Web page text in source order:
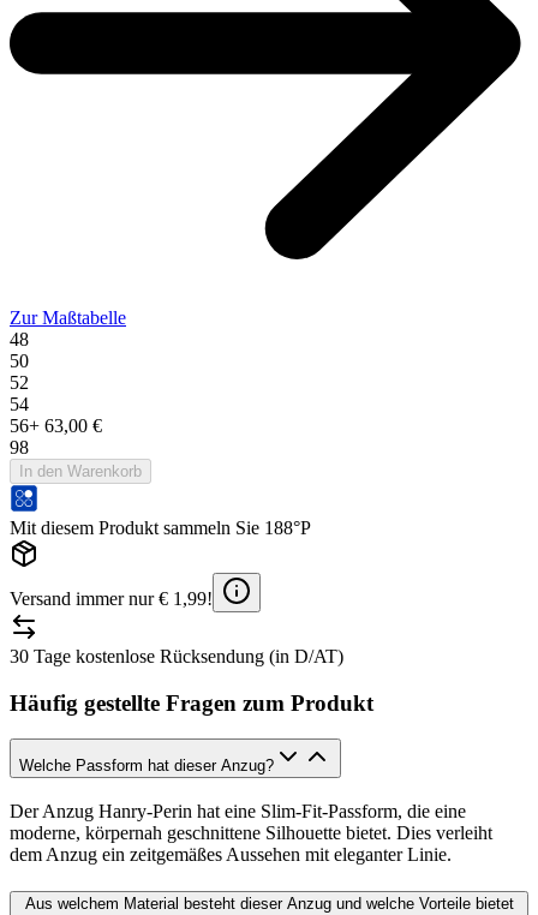
Zur Maßtabelle
48
50
52
54
56+ 63,00 €
98
In den Warenkorb
Mit diesem Produkt sammeln Sie 188°P
Versand immer nur € 1,99!
30 Tage kostenlose Rücksendung (in D/AT)
Häufig gestellte Fragen zum Produkt
Welche Passform hat dieser Anzug?
Der Anzug Hanry-Perin hat eine Slim-Fit-Passform, die eine
moderne, körpernah geschnittene Silhouette bietet. Dies verleiht
dem Anzug ein zeitgemäßes Aussehen mit eleganter Linie.
Aus welchem Material besteht dieser Anzug und welche Vorteile bietet